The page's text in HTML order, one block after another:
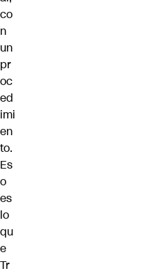
co
n
un
pr
oc
ed
imi
en
to.
Es
o
es
lo
qu
e
Tr